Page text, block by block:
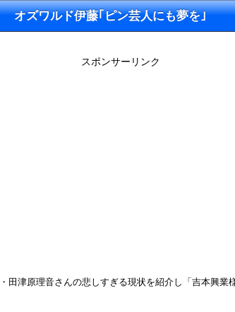
オズワルド伊藤｢ピン芸人にも夢を｣
スポンサーリンク
津原理音さんの悲しすぎる現状を紹介し「吉本興業